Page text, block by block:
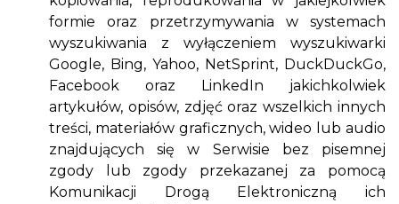
formie oraz przetrzymywania w systemach
wyszukiwania z wyłączeniem wyszukiwarki
Google, Bing, Yahoo, NetSprint, DuckDuckGo,
Facebook oraz LinkedIn jakichkolwiek
artykułów, opisów, zdjęć oraz wszelkich innych
treści, materiałów graficznych, wideo lub audio
znajdujących się w Serwisie bez pisemnej
zgody lub zgody przekazanej za pomocą
Komunikacji Drogą Elektroniczną ich